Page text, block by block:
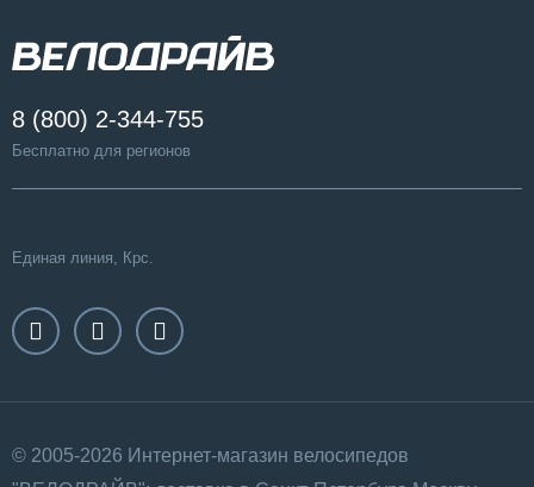
8 (800) 2-344-755
Бесплатно для регионов
Единая линия, Крс.
© 2005-2026 Интернет-магазин велосипедов